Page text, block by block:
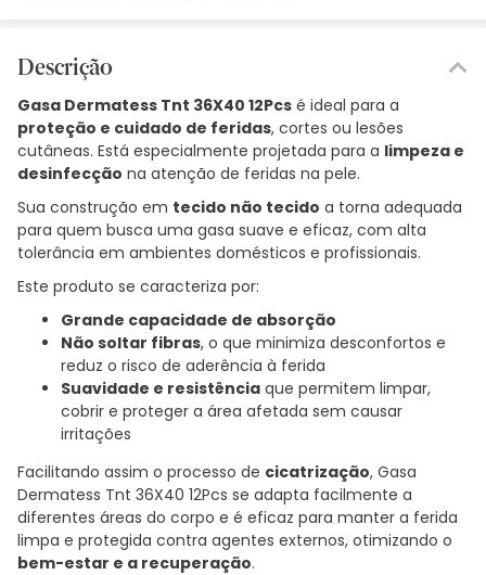
Descrição
Gasa Dermatess Tnt 36X40 12Pcs é ideal para a
proteção e cuidado de feridas, cortes ou lesões
cutâneas. Está especialmente projetada para a limpeza e
desinfecção na atenção de feridas na pele.
Sua construção em tecido não tecido a torna adequada
para quem busca uma gasa suave e eficaz, com alta
tolerância em ambientes domésticos e profissionais.
Este produto se caracteriza por:
Grande capacidade de absorção
Não soltar fibras, o que minimiza desconfortos e
reduz o risco de aderência à ferida
Suavidade e resistência que permitem limpar,
cobrir e proteger a área afetada sem causar
irritações
Facilitando assim o processo de cicatrização, Gasa
Dermatess Tnt 36X40 12Pcs se adapta facilmente a
diferentes áreas do corpo e é eficaz para manter a ferida
limpa e protegida contra agentes externos, otimizando o
bem-estar e a recuperação.